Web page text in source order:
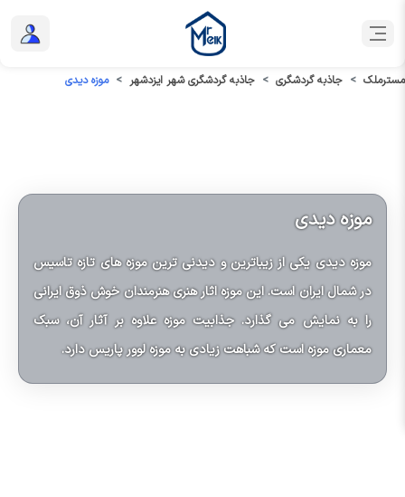
مسترملک جاذبه گردشگری جاذبه گردشگری شهر ایزدشهر موزه دیدی
موزه دیدی
موزه دیدی یکی از زیباترین و دیدنی ترین موزه های تازه تاسیس
در شمال ایران است. این موزه اثار هنری هنرمندان خوش ذوق ایرانی
را به نمایش می گذارد. جذابیت موزه علاوه بر آثار آن، سبک
معماری موزه است که شباهت زیادی به موزه لوور پاریس دارد.